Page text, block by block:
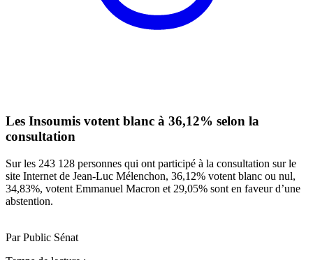
Les Insoumis votent blanc à 36,12% selon la
consultation
Sur les 243 128 personnes qui ont participé à la consultation sur le
site Internet de Jean-Luc Mélenchon, 36,12% votent blanc ou nul,
34,83%, votent Emmanuel Macron et 29,05% sont en faveur d’une
abstention.
Par Public Sénat